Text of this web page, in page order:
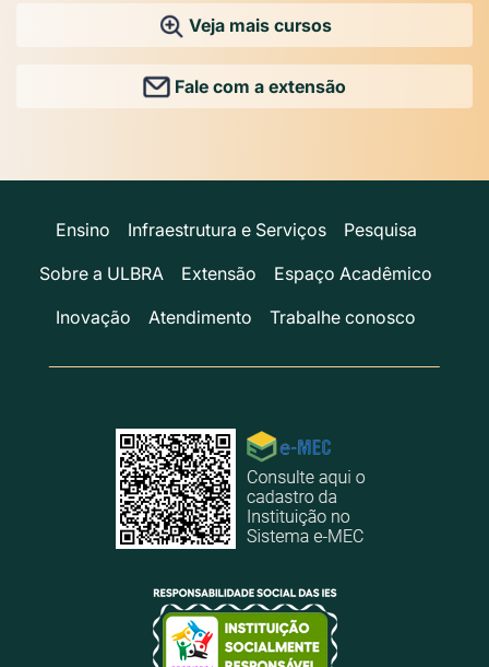
Veja mais cursos
Fale com a extensão
Ensino Infraestrutura e Serviços
Pesquisa
Sobre a ULBRA
Extensão
Espaço Acadêmico
Inovação
Atendimento Trabalhe conosco